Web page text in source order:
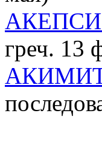
греч. 13